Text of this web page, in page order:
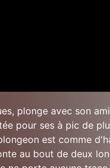
plonge avec son
pour ses à pic de
est comme
au bout de deux